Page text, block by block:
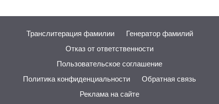
Транслитерация фамилии
Генератор фамилий
Отказ от ответственности
Пользовательское соглашение
Политика конфиденциальности
Обратная связь
Реклама на сайте